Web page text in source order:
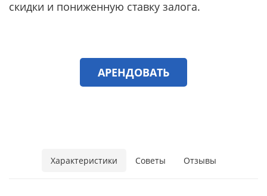
скидки и пониженную ставку залога.
АРЕНДОВАТЬ
Характеристики Советы Отзывы